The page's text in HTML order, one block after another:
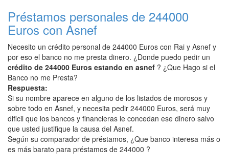
Préstamos personales de 244000
Euros con Asnef
Necesito un crédito personal de 244000 Euros con Rai y Asnef y
por eso el banco no me presta dinero. ¿Donde puedo pedir un
crédito de 244000 Euros estando en asnef ? ¿Que Hago si el
Banco no me Presta?
Respuesta:
Si su nombre aparece en alguno de los listados de morosos y
sobre todo en Asnef, y necesita pedir 244000 Euros, será muy
dificil que los bancos y financieras le concedan ese dinero salvo
que usted justifique la causa del Asnef.
Según su comparador de préstamos, ¿Que banco interesa más o
es más barato para préstamos de 244000 ?